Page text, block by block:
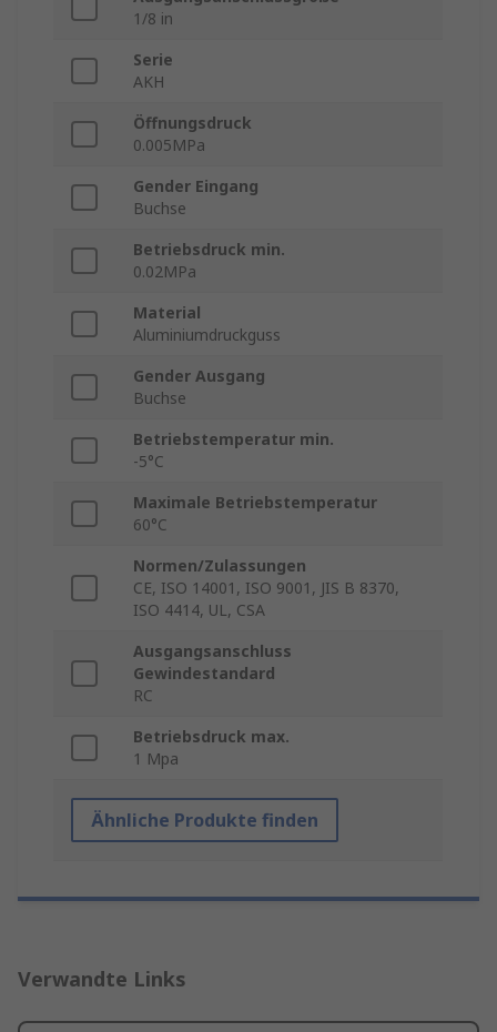
1/8 in
Serie
AKH
Öffnungsdruck
0.005MPa
Gender Eingang
Buchse
Betriebsdruck min.
0.02MPa
Material
Aluminiumdruckguss
Gender Ausgang
Buchse
Betriebstemperatur min.
-5°C
Maximale Betriebstemperatur
60°C
Normen/Zulassungen
CE, ISO 14001, ISO 9001, JIS B 8370,
ISO 4414, UL, CSA
Ausgangsanschluss
Gewindestandard
RC
Betriebsdruck max.
1 Mpa
Ähnliche Produkte finden
Verwandte Links